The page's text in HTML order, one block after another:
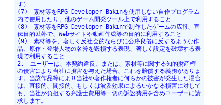
す）
(7)　素材等をRPG Developer Bakinを使用しない自作プログラム
内で使用したり、他のゲーム開発ツール上で利用すること
(8)　素材等をRPG Developer Bakinで制作したゲームの広報、宣
伝目的以外で、Webサイトや動画作成等の目的に利用すること
(9)　素材等を、著しく反社会的ならびに公序良俗に反するような作
品、原作・登場人物の名誉を毀損する表現、著しく設定を破壊する表
現で利用すること
2.　ユーザーは、本契約違反、または、素材等に関する知的財産権
の侵害により当社に損害を与えた場合、これを賠償する義務がありま
す。当該作品等により当社や著作権者に何らかの被害が発生した場合
は、直接的、間接的、もしくは波及効果によるいかなる損害に対して
も、当社が負担する弁護士費用等一切の訴訟費用を含めユーザーに請
求します。